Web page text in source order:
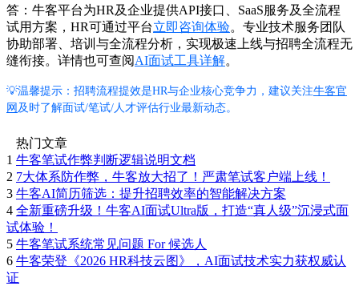
答：牛客平台为HR及企业提供API接口、SaaS服务及全流程
试用方案，HR可通过平台立即咨询体验。专业技术服务团队
协助部署、培训与全流程分析，实现极速上线与招聘全流程无
缝衔接。详情也可查阅AI面试工具详解。
💡温馨提示：招聘流程提效是HR与企业核心竞争力，建议关注牛客官
网 及时了解面试/笔试/人才评估行业最新动态。
热门文章
1 牛客笔试作弊判断逻辑说明文档
2 7大体系防作弊，牛客放大招了！严肃笔试客户端上线！
3 牛客AI简历筛选：提升招聘效率的智能解决方案
4 全新重磅升级！牛客AI面试Ultra版，打造“真人级”沉浸式面
试体验！
5 牛客笔试系统常见问题 For 候选人
6 牛客荣登《2026 HR科技云图》，AI面试技术实力获权威认
证